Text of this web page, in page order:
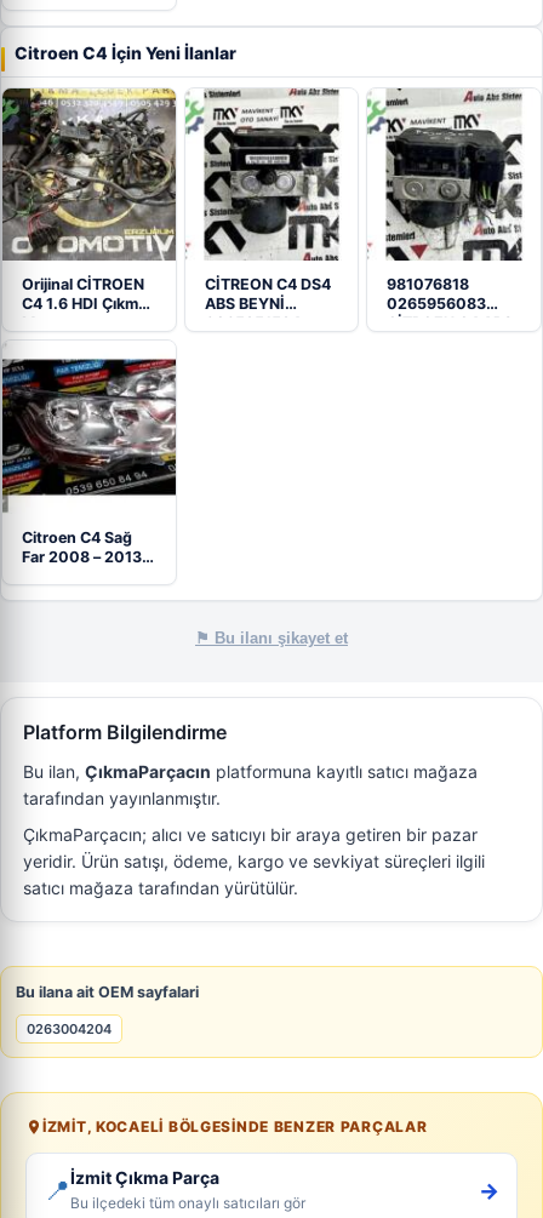
Citroen C4 İçin Yeni İlanlar
Orijinal CİTROEN
C4 1.6 HDI Çıkma
CİTREON C4 DS4
ABS BEYNİ
0265951594
981076818
0265956083
CİTROEN C4 ABS
Citroen C4 Sağ
Far 2008 – 2013…
⚑ Bu ilanı şikayet et
Platform Bilgilendirme
Bu ilan, ÇıkmaParçacın platformuna kayıtlı satıcı mağaza
tarafından yayınlanmıştır.
ÇıkmaParçacın; alıcı ve satıcıyı bir araya getiren bir pazar
yeridir. Ürün satışı, ödeme, kargo ve sevkiyat süreçleri ilgili
satıcı mağaza tarafından yürütülür.
Bu ilana ait OEM sayfalari
0263004204
İZMIT, KOCAELI BÖLGESINDE BENZER PARÇALAR
📍İzmit Çıkma Parça
Bu ilçedeki tüm onaylı satıcıları gör →